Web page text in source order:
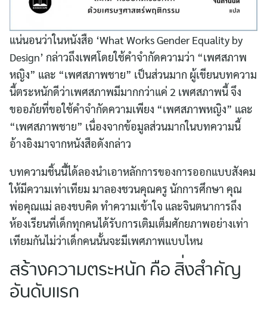
แน่นอนว่าในหนังสือ ‘What Works Gender Equality by
Design’ กล่าวถึงเพศโดยใช้คำจำกัดความว่า “เพศสภาพ
หญิง” และ “เพศสภาพชาย” เป็นส่วนมาก ผู้เขียนบทความ
นี้ตระหนักดีว่าเพศสภาพมีมากกว่าแค่ 2 เพศสภาพนี้ จึง
ขออภัยที่ขอใช้คำจำกัดความเพียง “เพศสภาพหญิง” และ
“เพศสภาพชาย” เนื่องจากข้อมูลส่วนมากในบทความนี้
อ้างอิงมาจากหนังสือดังกล่าว
บทความชิ้นนี้ได้ลองนำเอาหลักการของการออกแบบสังคม
ให้มีความเท่าเทียม มาลองชวนคุณครู นักการศึกษา คุณ
พ่อคุณแม่ ลองขบคิด ทำความเข้าใจ และจินตนาการถึง
ห้องเรียนที่เด็กทุกคนได้รับการเติมเต็มศักยภาพอย่างเท่า
เทียมกันไม่ว่าเด็กคนนั้นจะมีเพศภาพแบบไหน
สร้างความตระหนัก คือ สิ่งสำคัญ
อันดับแรก